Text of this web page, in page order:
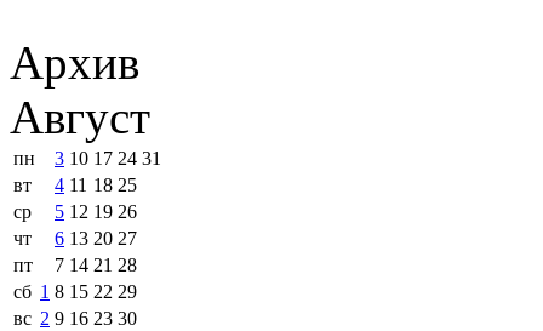
Архив
Август
пн 3 10 17 24 31
вт
4 11 18 25
ср
5 12 19 26
чт
6 13 20 27
пт
7 14 21 28
сб 1 8 15 22 29
вс 2 9 16 23 30